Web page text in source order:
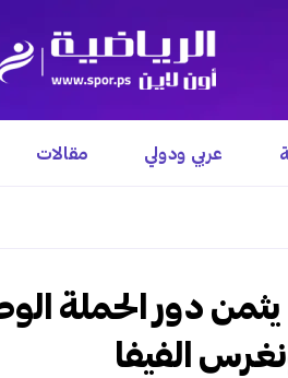
عربي ودولي مقالات
يثمن دور الحملة
الفيفا